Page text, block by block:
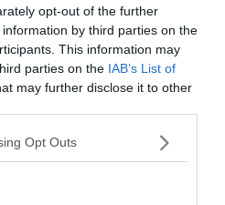
opt-out of the further
by third parties on the
This information may
parties on the IAB’s List of
may further disclose it to other
Opt Outs